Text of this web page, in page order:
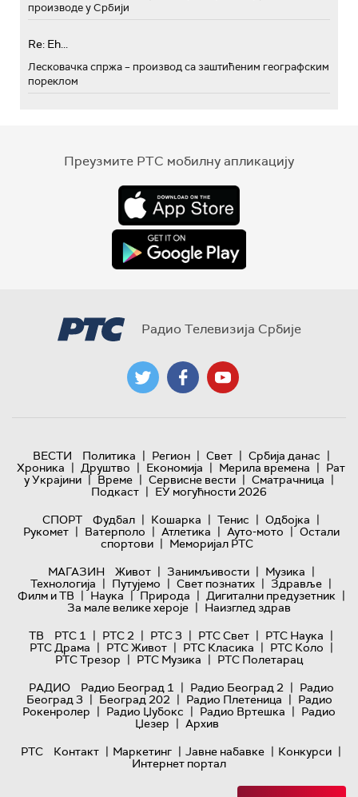
производе у Србији
Re: Eh...
Лесковачка спржа – производ са заштићеним географским
пореклом
Преузмите РТС мобилну апликацију
Радио Телевизија Србије
ВЕСТИ Политика | Регион | Свет | Србија данас |
Хроника | Друштво | Економија | Мерила времена | Рат
у Украјини | Време | Сервисне вести | Сматрачница |
Подкаст | ЕУ могућности 2026
СПОРТ
Фудбал | Кошарка | Тенис | Одбојка |
Рукомет | Ватерполо | Атлетика | Ауто-мото | Остали
спортови | Меморијал РТС
МАГАЗИН
Живот | Занимљивости | Музика |
Технологијa | Путујемо | Свет познатих | Здравље |
Филм и ТВ | Наука | Природа | Дигитални предузетник |
За мале велике хероје | Наизглед здрав
ТВ
РТС 1 | РТС 2 | РТС 3 | РТС Свет | РТС Наука |
РТС Драма | РТС Живот | РТС Класика | РТС Коло |
РТС Трезор | РТС Музика | РТС Полетарац
РАДИО
Радио Београд 1 | Радио Београд 2 | Радио
Београд 3 | Београд 202 | Радио Плетеница | Радио
Рокенролер | Радио Џубокс | Радио Вртешка | Радио
Џезер | Архив
РТС
Контакт | Маркетинг | Јавне набавке | Конкурси |
Интернет портал